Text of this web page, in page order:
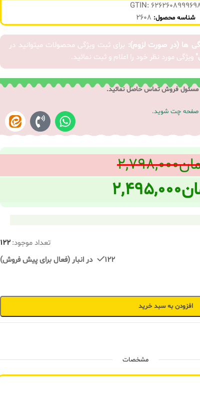
GTIN:
شناسه محصول: 2608
ها (در صورت لزوم): برای ثبت ویژگی محصولات میتوانید در
ویژگی مورد نظر خود را اعلام و ثبت نمائید.
مسئول فروش تماس حاصل نمائید.
صفحه چت شوید.
۲,۷۹۸,۰۰۰
۲,۴۹۵,۰۰۰
تعداد موجود:122
122 در انبار (فعال برای پیش فروش)
افزودن به سبد خرید
مشخصات